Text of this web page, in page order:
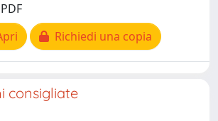
Richiedi una copia
consigliate